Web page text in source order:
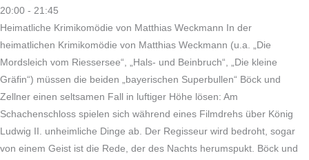
20:00 - 21:45
Heimatliche Krimikomödie von Matthias Weckmann In der
heimatlichen Krimikomödie von Matthias Weckmann (u.a. „Die
Mordsleich vom Riessersee“, „Hals- und Beinbruch“, „Die kleine
Gräfin“) müssen die beiden „bayerischen Superbullen“ Böck und
Zellner einen seltsamen Fall in luftiger Höhe lösen: Am
Schachenschloss spielen sich während eines Filmdrehs über König
Ludwig II. unheimliche Dinge ab. Der Regisseur wird bedroht, sogar
von einem Geist ist die Rede, der des Nachts herumspukt. Böck und